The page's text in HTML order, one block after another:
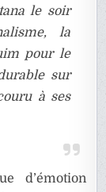
le soir
la
pour le
sur
à ses
d’émotion